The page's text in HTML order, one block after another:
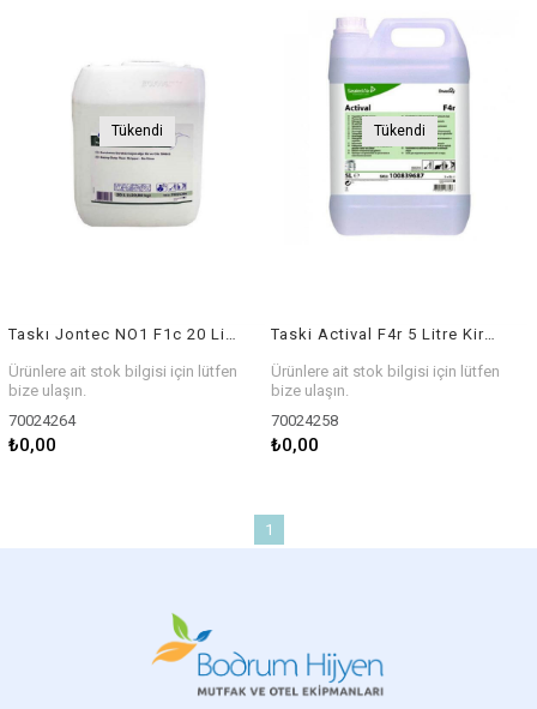
Tükendi
Ürünlere ait stok bilgisi için lütfen
bize ulaşın.
70024264
₺0,00
Tükendi
Ürünlere ait stok bilgisi için lütfen
bize ulaşın.
70024258
₺0,00
1